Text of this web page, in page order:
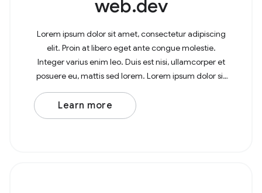
web.dev
Lorem ipsum dolor sit amet, consectetur adipiscing
elit. Proin at libero eget ante congue molestie.
Integer varius enim leo. Duis est nisi, ullamcorper et
posuere eu, mattis sed lorem. Lorem ipsum dolor sit
amet, consectetur adipiscing elit. In at
Learn more